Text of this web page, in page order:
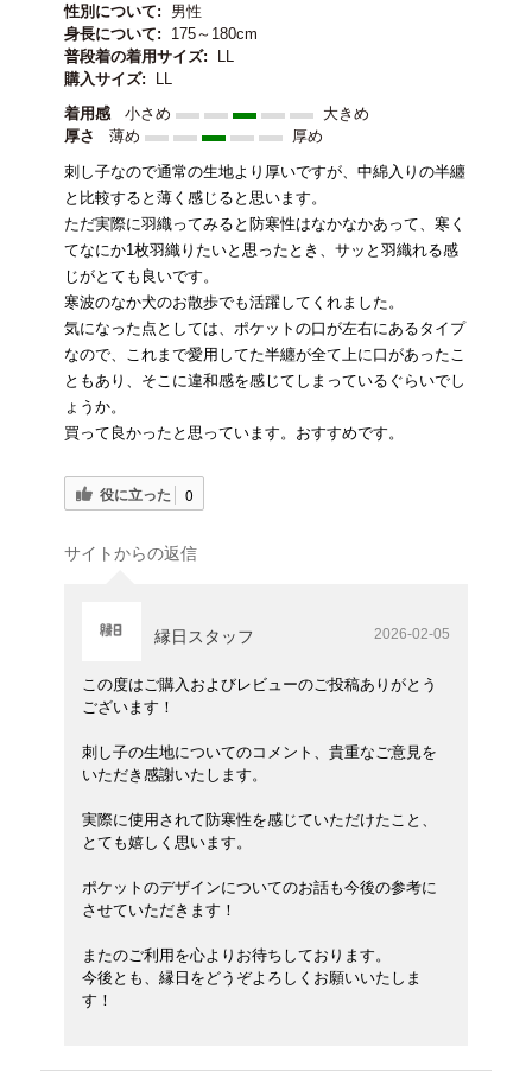
性別について:
男性
身長について:
175～180cm
普段着の着用サイズ:
LL
購入サイズ:
LL
着用感
小さめ
大きめ
厚さ
薄め
厚め
刺し子なので通常の生地より厚いですが、中綿入りの半纏
と比較すると薄く感じると思います。
ただ実際に羽織ってみると防寒性はなかなかあって、寒く
てなにか1枚羽織りたいと思ったとき、サッと羽織れる感
じがとても良いです。
寒波のなか犬のお散歩でも活躍してくれました。
気になった点としては、ポケットの口が左右にあるタイプ
なので、これまで愛用してた半纏が全て上に口があったこ
ともあり、そこに違和感を感じてしまっているぐらいでし
ょうか。
買って良かったと思っています。おすすめです。
役に立った 0
サイトからの返信
縁日スタッフ 2026-02-05
この度はご購入およびレビューのご投稿ありがとう
ございます！
刺し子の生地についてのコメント、貴重なご意見を
いただき感謝いたします。
実際に使用されて防寒性を感じていただけたこと、
とても嬉しく思います。
ポケットのデザインについてのお話も今後の参考に
させていただきます！
またのご利用を心よりお待ちしております。
今後とも、縁日をどうぞよろしくお願いいたしま
す！